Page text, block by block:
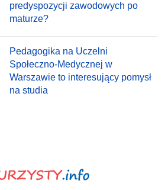
predyspozycji zawodowych po
maturze?
Pedagogika na Uczelni
Społeczno-Medycznej w
Warszawie to interesujący pomysł
na studia